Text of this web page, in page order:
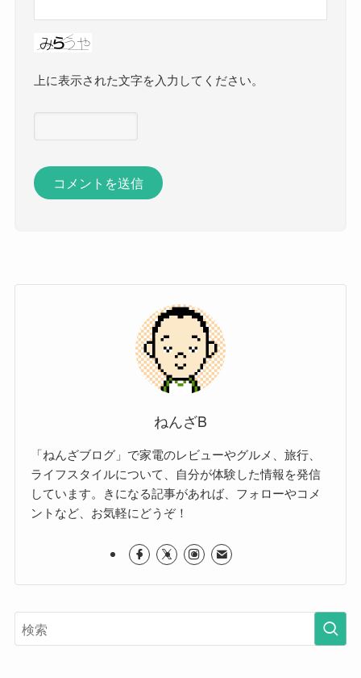
上に表示された文字を入力してください。
ねんざB
「ねんざブログ」で家電のレビューやグルメ、旅行、
ライフスタイルについて、自分が体験した情報を発信
しています。きになる記事があれば、フォローやコメ
ントなど、お気軽にどうぞ！